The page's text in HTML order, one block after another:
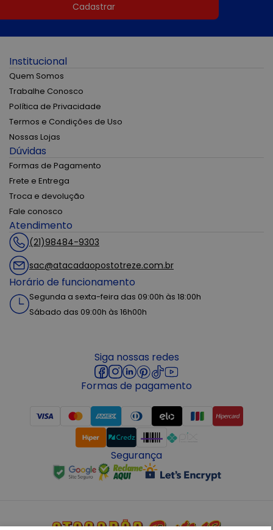
Cadastrar
Institucional
Quem Somos
Trabalhe Conosco
Política de Privacidade
Termos e Condições de Uso
Nossas Lojas
Dúvidas
Formas de Pagamento
Frete e Entrega
Troca e devolução
Fale conosco
Atendimento
(21)98484-9303
sac@atacadaopostotreze.com.br
Horário de funcionamento
Segunda a sexta-feira das 09:00h às 18:00h
Sábado das 09:00h às 16h00h
Siga nossas redes
Formas de pagamento
Segurança